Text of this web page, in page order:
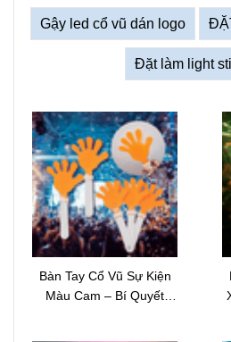
Gậy led cổ vũ dán logo
Đặt làm light
Bàn Tay Cổ Vũ Sự Kiện
Màu Cam – Bí Quyết